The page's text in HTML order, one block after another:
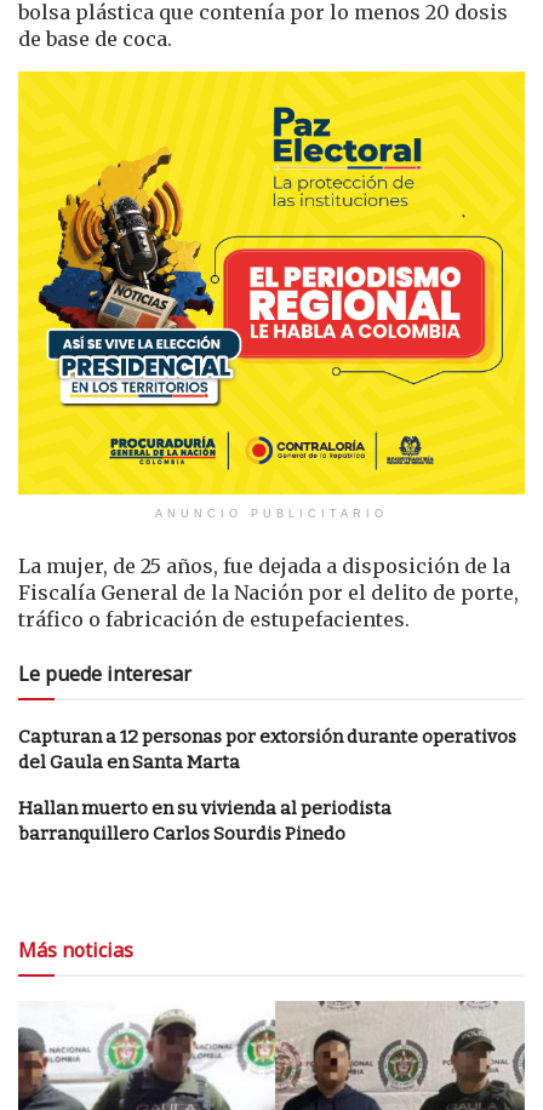
bolsa plástica que contenía por lo menos 20 dosis
de base de coca.
ANUNCIO PUBLICITARIO
La mujer, de 25 años, fue dejada a disposición de la
Fiscalía General de la Nación por el delito de porte,
tráfico o fabricación de estupefacientes.
Le puede interesar
Capturan a 12 personas por extorsión durante operativos
del Gaula en Santa Marta
Hallan muerto en su vivienda al periodista
barranquillero Carlos Sourdis Pinedo
Más noticias